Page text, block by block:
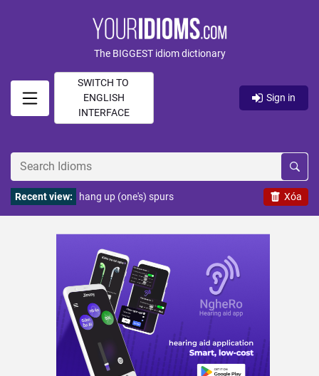
The BIGGEST idiom dictionary
SWITCH TO
ENGLISH
INTERFACE
Sign in
Xóa
Recent view: hang up (one's) spurs